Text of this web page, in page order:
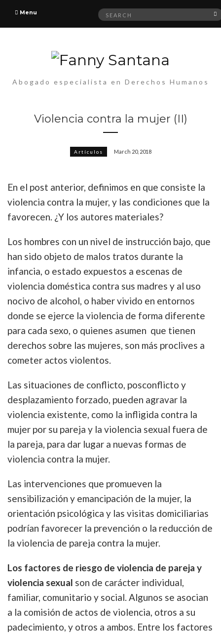
Menu
Search
for:
Abogado especialista en Derechos Humanos
Violencia contra la mujer (II)
Artículos March 20, 2018
En el post anterior, definimos en que consiste la
violencia contra la mujer, y las condiciones que la
favorecen. ¿Y los autores materiales?
Los hombres con un nivel de instrucción bajo, que
han sido objeto de malos tratos durante la
infancia, o estado expuestos a escenas de
violencia doméstica contra sus madres y al uso
nocivo de alcohol, o haber vivido en entornos
donde se ejerce la violencia de forma diferente
para cada sexo, o quienes asumen que tienen
derechos sobre las mujeres, son más proclives a
cometer actos violentos.
Las situaciones de conflicto, posconflicto y
desplazamiento forzado, pueden agravar la
violencia existente, como la infligida contra la
mujer por su pareja y la violencia sexual fuera de
la pareja, para dar lugar a nuevas formas de
violencia contra la mujer.
Las intervenciones que promueven la
sensibilización y emancipación de la mujer, la
orientación psicológica y las visitas domiciliarias
podrían favorecer la prevención o la reducción de
la violencia de pareja contra la mujer.
Los factores de riesgo de violencia de pareja y
violencia sexual son de carácter individual,
familiar, comunitario y social. Algunos se asocian
a la comisión de actos de violencia, otros a su
padecimiento, y otros a ambos. Entre los factores